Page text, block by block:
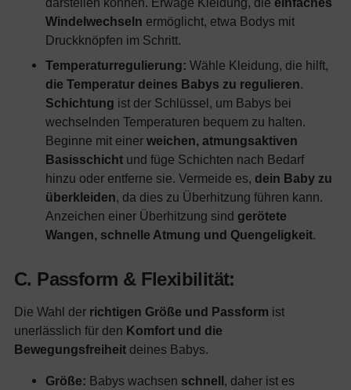
Windelwechseln ermöglicht, etwa Bodys mit
Druckknöpfen im Schritt.
Temperaturregulierung: Wähle Kleidung, die hilft,
die Temperatur deines Babys zu regulieren.
Schichtung ist der Schlüssel, um Babys bei
wechselnden Temperaturen bequem zu halten.
Beginne mit einer weichen, atmungsaktiven
Basisschicht und füge Schichten nach Bedarf
hinzu oder entferne sie. Vermeide es, dein Baby zu
überkleiden, da dies zu Überhitzung führen kann.
Anzeichen einer Überhitzung sind gerötete
Wangen, schnelle Atmung und Quengeligkeit.
C. Passform & Flexibilität:
Die Wahl der richtigen Größe und Passform ist
unerlässlich für den Komfort und die
Bewegungsfreiheit deines Babys.
Größe: Babys wachsen schnell, daher ist es